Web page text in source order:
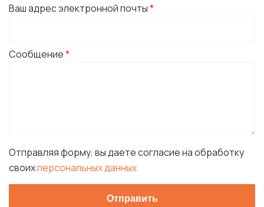
Ваш адрес электронной почты*
Сообщение*
Отправляя форму, вы даете согласие на обработку
своихперсональных данных